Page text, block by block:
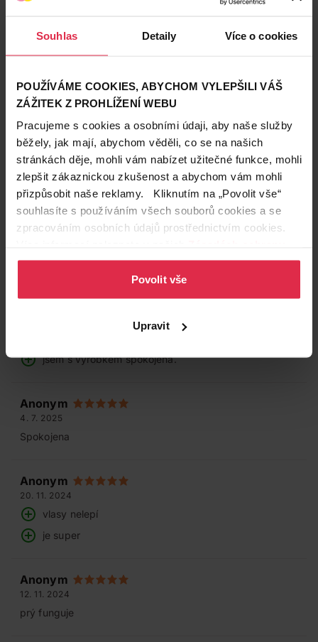
Souhlas Detaily Více o cookies
POUŽÍVÁME COOKIES, ABYCHOM VYLEPŠILI VÁŠ
ZÁŽITEK Z PROHLÍŽENÍ WEBU
Pracujeme s cookies a osobními údaji, aby naše služby
běžely, jak mají, abychom věděli, co se na našich
stránkách děje, mohli vám nabízet užitečné funkce, mohli
zlepšit zákaznickou zkušenost a abychom vám mohli
přizpůsobit naše reklamy. Kliknutím na „Povolit vše“
souhlasíte s používáním všech souborů cookies a se
zpracováním osobních údajů prostřednictvím cookies.
osobních údajů.
Povolit vše
Upravit
Hodnocení produktu (12)
4.9/ 5
5. 8. 2025
jsem s výrobkem spokojená.
Anonym
4. 7. 2025
Spokojena
Anonym
20. 11. 2024
vlasy nelepí
je super
Anonym
12. 11. 2024
prý funguje